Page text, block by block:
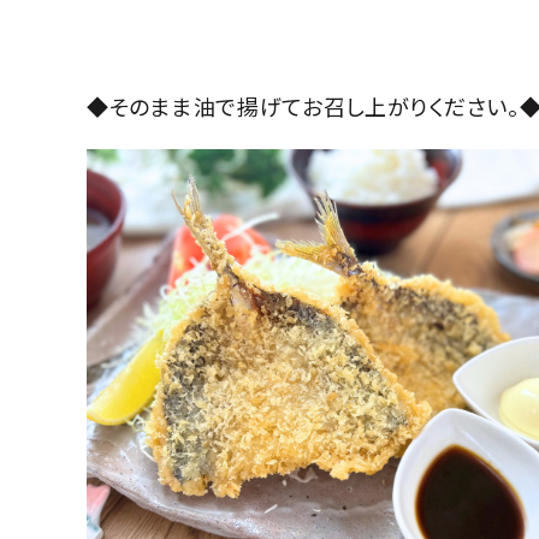
◆そのまま油で揚げてお召し上がりください。